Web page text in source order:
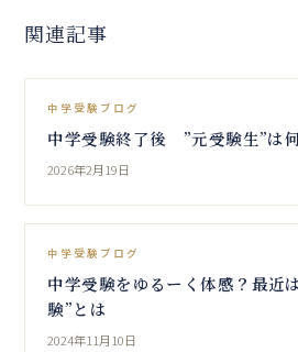
関連記事
中学受験ブログ
中学受験終了後 ”元受験生”は
2026年2月19日
中学受験ブログ
中学受験をゆるーく体感？最近
験”とは
2024年11月10日